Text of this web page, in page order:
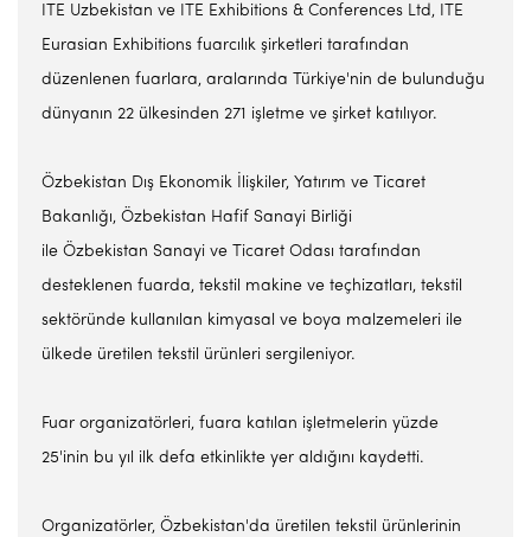
ITE Uzbekistan ve ITE Exhibitions & Conferences Ltd, ITE
Eurasian Exhibitions fuarcılık şirketleri tarafından
düzenlenen fuarlara, aralarında Türkiye'nin de bulunduğu
dünyanın 22 ülkesinden 271 işletme ve şirket katılıyor.
Özbekistan Dış Ekonomik İlişkiler, Yatırım ve Ticaret
Bakanlığı, Özbekistan Hafif Sanayi Birliği
ile Özbekistan Sanayi ve Ticaret Odası tarafından
desteklenen fuarda, tekstil makine ve teçhizatları, tekstil
sektöründe kullanılan kimyasal ve boya malzemeleri ile
ülkede üretilen tekstil ürünleri sergileniyor.
Fuar organizatörleri, fuara katılan işletmelerin yüzde
25'inin bu yıl ilk defa etkinlikte yer aldığını kaydetti.
Organizatörler, Özbekistan'da üretilen tekstil ürünlerinin